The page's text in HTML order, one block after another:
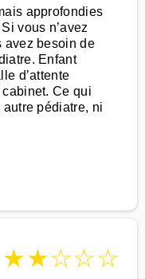
approfondies
vous n’avez
avez besoin de
Enfant
d’attente
Ce qui
autre pédiatre, ni
★★☆☆☆